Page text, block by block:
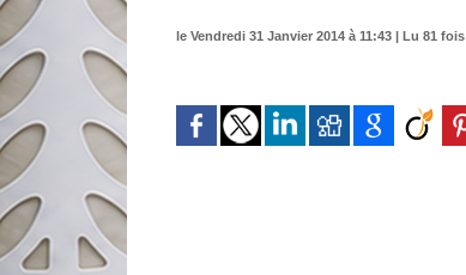
le Vendredi 31 Janvier 2014 à 11:43 | Lu 81 fois